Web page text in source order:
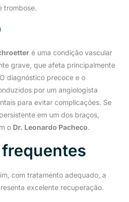
trombose.
é uma condição vascular
grave, que afeta principalmente
diagnóstico precoce e o
por um angiologista
para evitar complicações. Se
em um dos braços,
o Dr. Leonardo Pacheco.
com tratamento adequado, a
excelente recuperação.